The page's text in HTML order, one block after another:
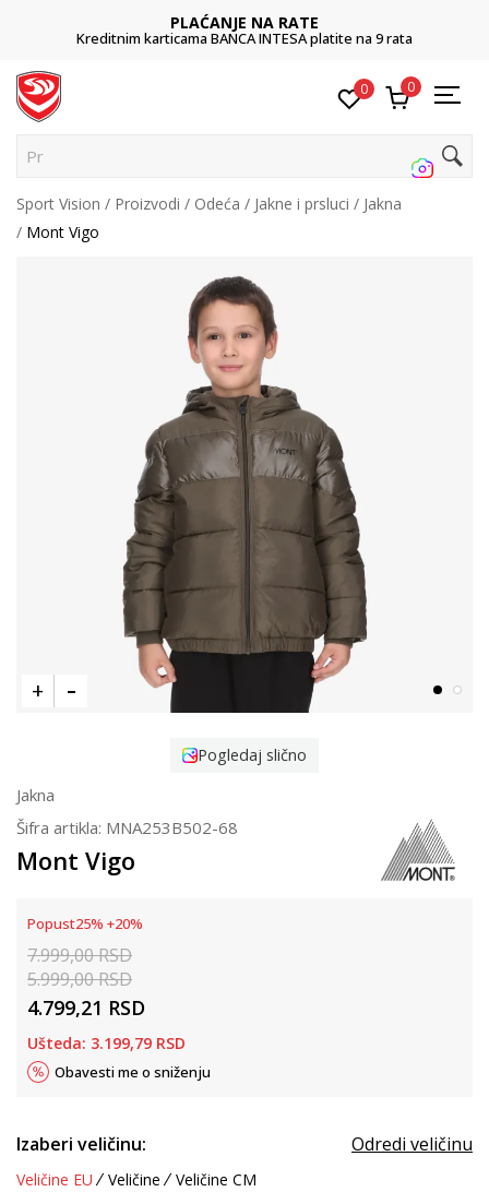
PLAĆANJE NA RATE
Kreditnim karticama BANCA INTESA platite na 9 rata
0 0
Pret
Sport Vision Proizvodi Odeća Jakne i prsluci
Jakna
Mont Vigo
Pogledaj slično
Jakna
Šifra artikla: MNA253B502-68
Mont Vigo
Popust25% +20%
7.999,00RSD
5.999,00RSD
4.799,21 RSD
Ušteda: 3.199,79 RSD
Obavesti me o sniženju
Izaberi veličinu: Odredi veličinu
Veličine EU Veličine Veličine CM